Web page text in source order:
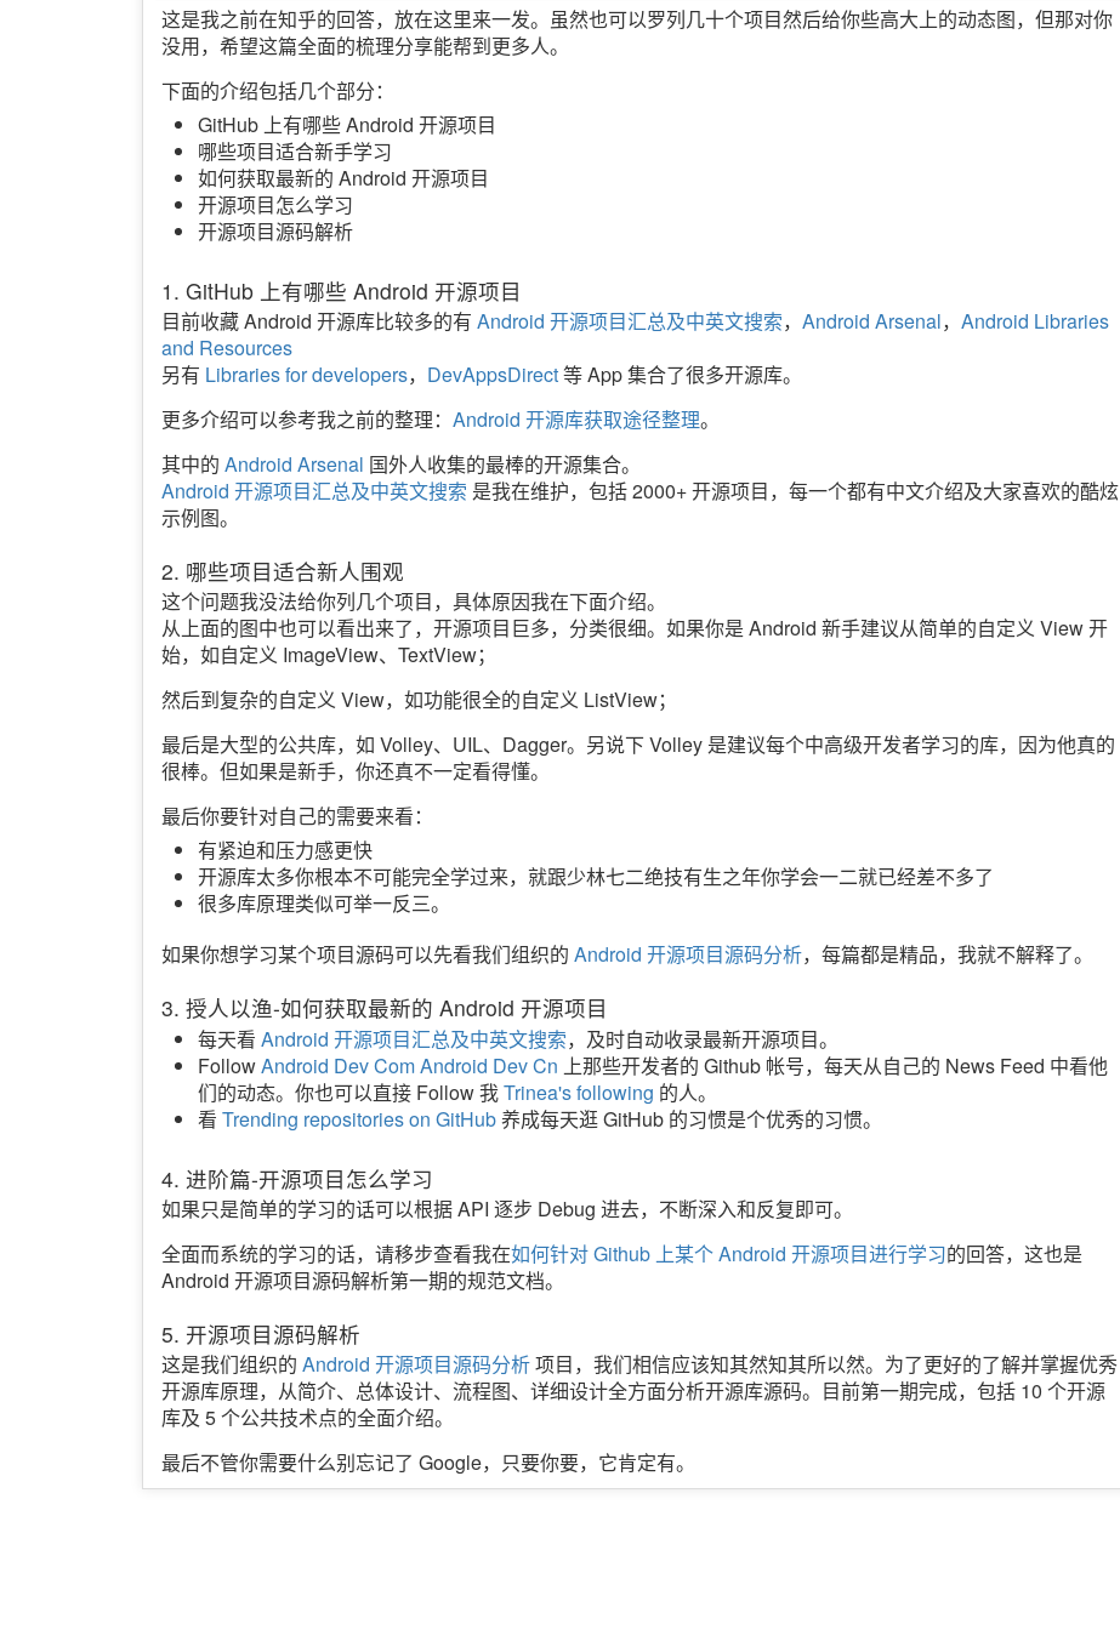
这是我之前在知乎的回答，放在这里来一发。虽然也可以罗列几十个项目然后给你些高大上的动态图，但那对你
没用，希望这篇全面的梳理分享能帮到更多人。
下面的介绍包括几个部分：
GitHub 上有哪些 Android 开源项目
哪些项目适合新手学习
如何获取最新的 Android 开源项目
开源项目怎么学习
开源项目源码解析
1. GitHub 上有哪些 Android 开源项目
目前收藏 Android 开源库比较多的有 Android 开源项目汇总及中英文搜索， Android Arsenal， Android Libraries
and Resources
另有 Libraries for developers， DevAppsDirect等 App 集合了很多开源库。
更多介绍可以参考我之前的整理： Android 开源库获取途径整理。
其中的 Android Arsenal 国外人收集的最棒的开源集合。
Android 开源项目汇总及中英文搜索 是我在维护，包括 2000+ 开源项目，每一个都有中文介绍及大家喜欢的酷炫
示例图。
2. 哪些项目适合新人围观
这个问题我没法给你列几个项目，具体原因我在下面介绍。
从上面的图中也可以看出来了，开源项目巨多，分类很细。如果你是 Android 新手建议从简单的自定义 View 开
始，如自定义 ImageView、TextView；
然后到复杂的自定义 View，如功能很全的自定义 ListView；
最后是大型的公共库，如 Volley、UIL、Dagger。另说下 Volley 是建议每个中高级开发者学习的库，因为他真的
很棒。但如果是新手，你还真不一定看得懂。
最后你要针对自己的需要来看：
有紧迫和压力感更快
开源库太多你根本不可能完全学过来，就跟少林七二绝技有生之年你学会一二就已经差不多了
很多库原理类似可举一反三。
如果你想学习某个项目源码可以先看我们组织的 Android 开源项目源码分析，每篇都是精品，我就不解释了。
3. 授人以渔-如何获取最新的 Android 开源项目
每天看 Android 开源项目汇总及中英文搜索，及时自动收录最新开源项目。
FollowAndroid Dev ComAndroid Dev Cn 上那些开发者的 Github 帐号，每天从自己的 News Feed 中看他
们的动态。你也可以直接 Follow 我Trinea's following 的人。
看 Trending repositories on GitHub养成每天逛 GitHub 的习惯是个优秀的习惯。
4. 进阶篇-开源项目怎么学习
如果只是简单的学习的话可以根据 API 逐步 Debug 进去，不断深入和反复即可。
全面而系统的学习的话，请移步查看我在如何针对 Github 上某个 Android 开源项目进行学习的回答，这也是
Android 开源项目源码解析第一期的规范文档。
5. 开源项目源码解析
这是我们组织的 Android 开源项目源码分析项目，我们相信应该知其然知其所以然。为了更好的了解并掌握优秀
开源库原理，从简介、总体设计、流程图、详细设计全方面分析开源库源码。目前第一期完成，包括 10 个开源
库及 5 个公共技术点的全面介绍。
最后不管你需要什么别忘记了 Google，只要你要，它肯定有。